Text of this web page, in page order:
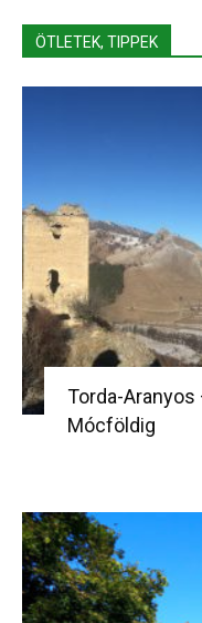
ÖTLETEK, TIPPEK
Torda-
Mócföldig